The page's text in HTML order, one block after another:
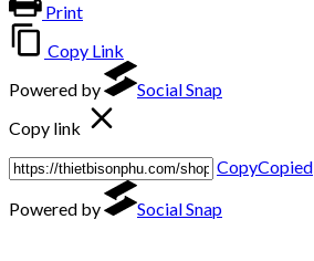
Print
Copy Link
Powered by
Social Snap
Copy link
CopyCopied
Powered by
Social Snap